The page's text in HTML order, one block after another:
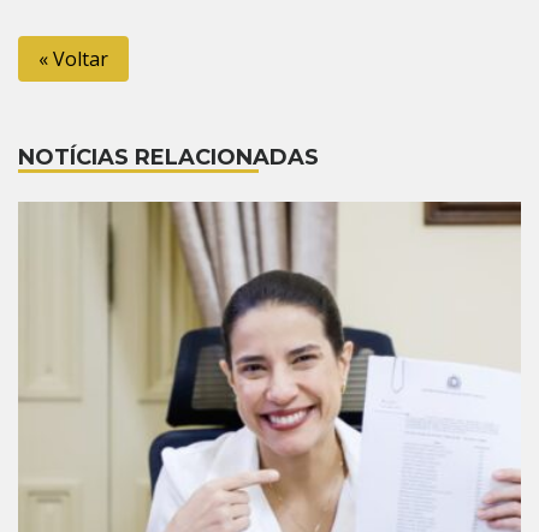
« Voltar
NOTÍCIAS RELACIONADAS